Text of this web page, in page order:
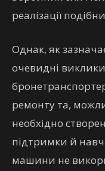
реалізації
Однак, як
очевидні
ремонту та,
необхідно
підтримки й
машини не